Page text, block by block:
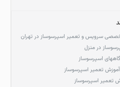
تخصصی سرویس و تعمیر اسپرسوساز در تهران
در منزل
اسپرسوساز
تعمیر اسپرسوساز
تعمیر اسپرسوساز